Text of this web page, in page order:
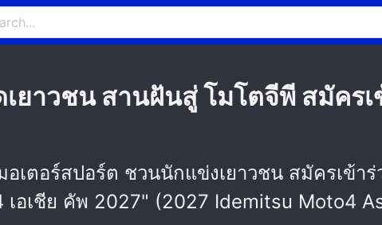
ยาวชน สานฝันสู่ โมโตจีพี สมัครเ
เตอร์สปอร์ต ชวนนักแข่งเยาวชน สมัครเข้า
เอเชีย คัพ 2027" (2027 Idemitsu Moto4